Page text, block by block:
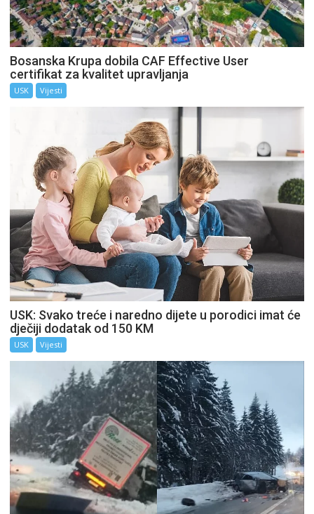
Bosanska Krupa dobila CAF Effective User
certifikat za kvalitet upravljanja
USK Vijesti
USK: Svako treće i naredno dijete u porodici imat će
dječiji dodatak od 150 KM
USK Vijesti